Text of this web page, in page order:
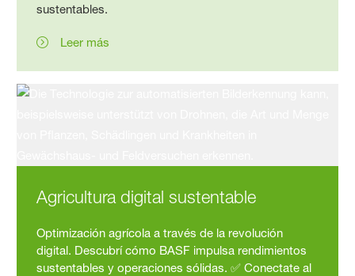
sustentables.
Leer más
Agricultura digital sustentable
Optimización agrícola a través de la revolución
digital. Descubrí cómo BASF impulsa rendimientos
sustentables y operaciones sólidas. ✅ Conectate al